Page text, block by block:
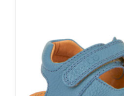
tootelehel.